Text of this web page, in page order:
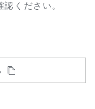
ください。